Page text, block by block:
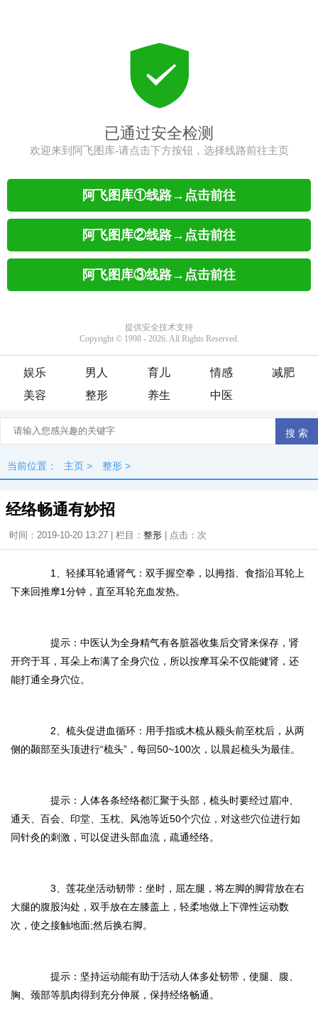
娱乐 男人 育儿 情感
减肥
美容
整形 养生 中医
当前位置： 主页 > 整形 >
经络畅通有妙招
时间：2019-10-20 13:27 | 栏目： 整形 | 点击： 次
1、轻揉耳轮通肾气：双手握空拳，以拇指、食指沿耳轮上
下来回推摩1分钟，直至耳轮充血发热。
提示：中医认为全身精气有各脏器收集后交肾来保存，肾
开窍于耳，耳朵上布满了全身穴位，所以按摩耳朵不仅能健肾，还
能打通全身穴位。
2、梳头促进血循环：用手指或木梳从额头前至枕后，从两
侧的颞部至头顶进行“梳头” ，每回50~100次，以晨起梳头为最佳。
提示：人体各条经络都汇聚于头部，梳头时要经过眉冲、
通天、百会、印堂、玉枕、风池等近50个穴位，对这些穴位进行如
同针灸的刺激，可以促进头部血流，疏通经络。
3、莲花坐活动韧带：坐时，屈左腿，将左脚的脚背放在右
大腿的腹股沟处，双手放在左膝盖上，轻柔地做上下弹性运动数
次，使之接触地面;然后换右脚。
提示：坚持运动能有助于活动人体多处韧带，使腿、腹、
胸、颈部等肌肉得到充分伸展，保持经络畅通。